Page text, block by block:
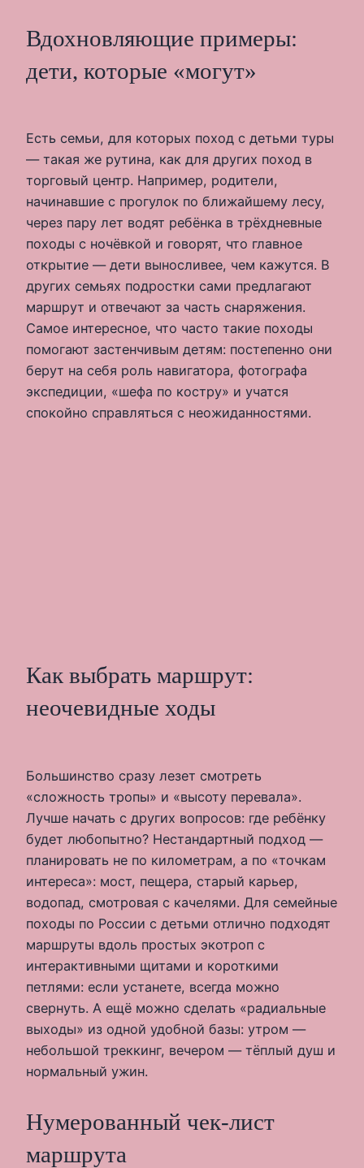
Вдохновляющие примеры:
дети, которые «могут»
Есть семьи, для которых поход с детьми туры
— такая же рутина, как для других поход в
торговый центр. Например, родители,
начинавшие с прогулок по ближайшему лесу,
через пару лет водят ребёнка в трёхдневные
походы с ночёвкой и говорят, что главное
открытие — дети выносливее, чем кажутся. В
других семьях подростки сами предлагают
маршрут и отвечают за часть снаряжения.
Самое интересное, что часто такие походы
помогают застенчивым детям: постепенно они
берут на себя роль навигатора, фотографа
экспедиции, «шефа по костру» и учатся
спокойно справляться с неожиданностями.
Как выбрать маршрут:
неочевидные ходы
Большинство сразу лезет смотреть
«сложность тропы» и «высоту перевала».
Лучше начать с других вопросов: где ребёнку
будет любопытно? Нестандартный подход —
планировать не по километрам, а по «точкам
интереса»: мост, пещера, старый карьер,
водопад, смотровая с качелями. Для семейные
походы по России с детьми отлично подходят
маршруты вдоль простых экотроп с
интерактивными щитами и короткими
петлями: если устанете, всегда можно
свернуть. А ещё можно сделать «радиальные
выходы» из одной удобной базы: утром —
небольшой треккинг, вечером — тёплый душ и
нормальный ужин.
Нумерованный чек-лист
маршрута